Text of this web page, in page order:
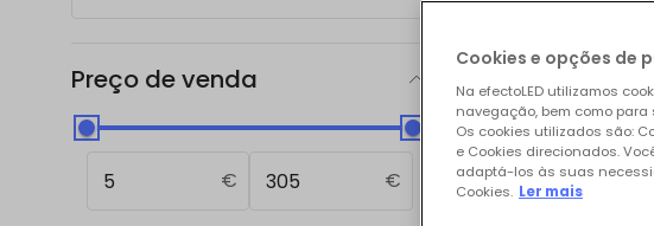
Preço de venda
€ €
Cookies e opções de
Na efectoLED utilizamos
navegação, bem como
Os cookies utilizados são:
e Cookies direcionados.
adaptá-los às suas
Cookies. Ler mais